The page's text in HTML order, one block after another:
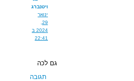
ויטנברג
ינואר
29,
2024 ב
22:41
גם לכה
תגובה